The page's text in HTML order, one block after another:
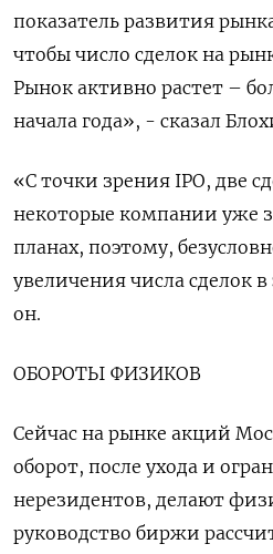
показатель развития
чтобы число сделок на
Рынок активно растет –
начала года», - сказал
«С точки зрения IPO, две
некоторые компании уже
планах, поэтому,
увеличения числа сделок
он.
ОБОРОТЫ ФИЗИКОВ
Сейчас на рынке акций
оборот, после ухода и
нерезидентов, делают
руководство биржи